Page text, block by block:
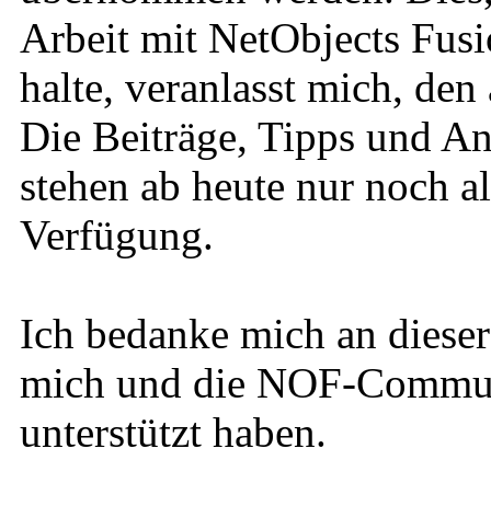
Arbeit mit NetObjects
halte, veranlasst mich,
Die Beiträge, Tipps und
stehen ab heute nur noch
Verfügung.
Ich bedanke mich an
mich und die NOF-
unterstützt haben.